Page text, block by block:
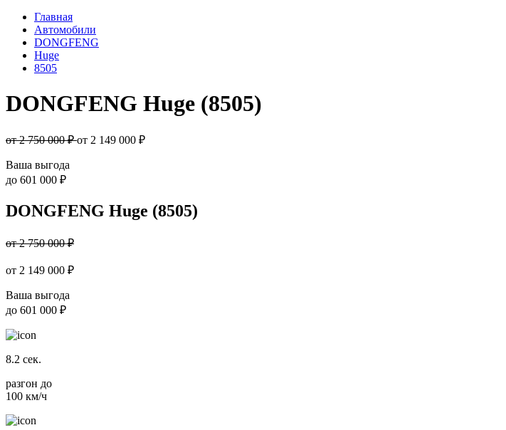
Главная
Автомобили
DONGFENG
Huge
8505
DONGFENG Huge (8505)
от 2 750 000 ₽от 2 149 000 ₽
Ваша выгода
до 601 000 ₽
DONGFENG Huge (8505)
от 2 750 000 ₽
от 2 149 000 ₽
Ваша выгода
до 601 000 ₽
8.2 сек.
разгон до
100 км/ч